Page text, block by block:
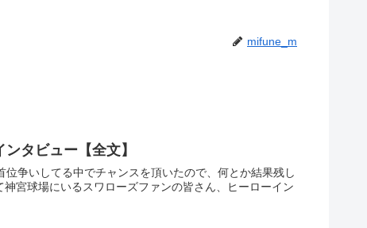
mifune_m
タビュー【全文】
争いしてる中でチャンスを頂いたので、何とか結果残し
宮球場にいるスワローズファンの皆さん、ヒーローイン